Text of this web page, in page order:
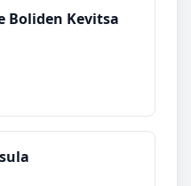
Boliden Kevitsa